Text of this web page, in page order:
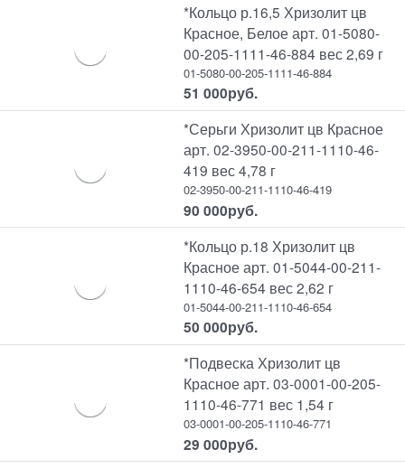
*Кольцо р.16,5 Хризолит цв
Красное, Белое арт. 01-5080-
00-205-1111-46-884 вес 2,69 г
01-5080-00-205-1111-46-884
51 000руб.
*Серьги Хризолит цв Красное
арт. 02-3950-00-211-1110-46-
419 вес 4,78 г
02-3950-00-211-1110-46-419
90 000руб.
*Кольцо р.18 Хризолит цв
Красное арт. 01-5044-00-211-
1110-46-654 вес 2,62 г
01-5044-00-211-1110-46-654
50 000руб.
*Подвеска Хризолит цв
Красное арт. 03-0001-00-205-
1110-46-771 вес 1,54 г
03-0001-00-205-1110-46-771
29 000руб.